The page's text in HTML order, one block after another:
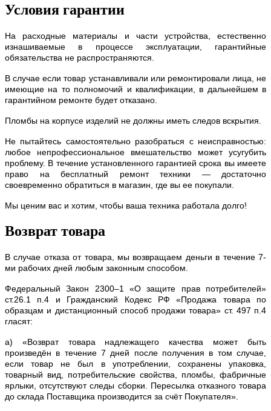
Условия гарантии
На расходные материалы и части устройства, естественно
изнашиваемые в процессе эксплуатации, гарантийные
обязательства не распространяются.
В случае если товар устанавливали или ремонтировали лица, не
имеющие на то полномочий и квалификации, в дальнейшем в
гарантийном ремонте будет отказано.
Пломбы на корпусе изделий не должны иметь следов вскрытия.
Не пытайтесь самостоятельно разобраться с неисправностью:
любое непрофессиональное вмешательство может усугубить
проблему. В течение установленного гарантией срока вы имеете
право на бесплатный ремонт техники — достаточно
своевременно обратиться в магазин, где вы ее покупали.
Мы ценим вас и хотим, чтобы ваша техника работала долго!
Возврат товара
В случае отказа от товара, мы возвращаем деньги в течение 7-
ми рабочих дней любым законным способом.
Федеральный Закон 2300–1 «О защите прав потребителей»
ст.26.1 п.4 и Гражданский Кодекс РФ «Продажа товара по
образцам и дистанционный способ продажи товара» ст. 497 п.4
гласят:
а) «Возврат товара надлежащего качества может быть
произведён в течение 7 дней после получения в том случае,
если товар не был в употреблении, сохранены упаковка,
товарный вид, потребительские свойства, пломбы, фабричные
ярлыки, отсутствуют следы сборки. Пересылка отказного товара
до склада Поставщика производится за счёт Покупателя».